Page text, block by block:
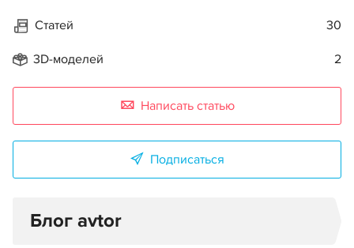
Статей 30
3D-моделей 2
Написать статью
Подписаться
Блог avtor